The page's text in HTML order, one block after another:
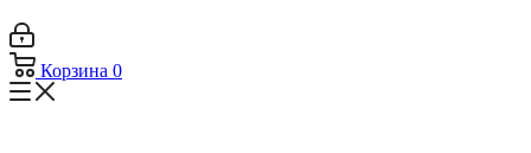
Корзина 0